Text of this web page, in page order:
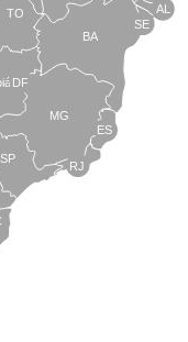
TO
BA
SE
AL
SP
MG
RJ
ES
DF